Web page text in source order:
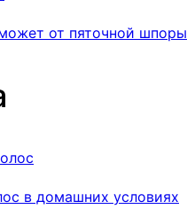
от пяточной шпоры
в домашних условиях